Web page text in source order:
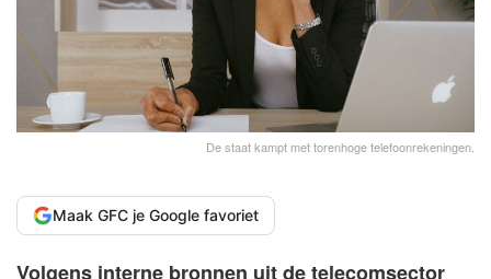
De staat kampt met torenhoge telefoonrekeningen.
Maak GFC je Google favoriet
Volgens interne bronnen uit de telecomsector